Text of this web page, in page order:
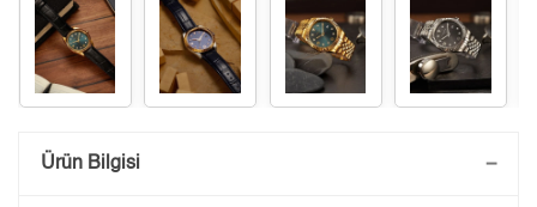
Saatini Kişiselleştir
Ürün Bilgisi